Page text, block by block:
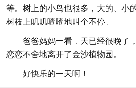
等。树上的小鸟也很多，大的、小
树枝上叽叽喳喳地叫个不停。
爸爸妈妈一看，天已经很晚了
恋恋不舍地离开了金沙植物园。
好快乐的一天啊！